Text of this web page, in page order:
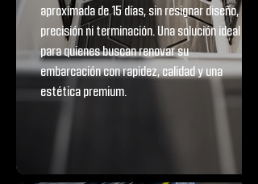
aproximada de 15 días, sin resignar diseño,
precisión ni terminación. Una solución ideal
para quienes buscan renovar su
embarcación con rapidez, calidad y una
estética premium.